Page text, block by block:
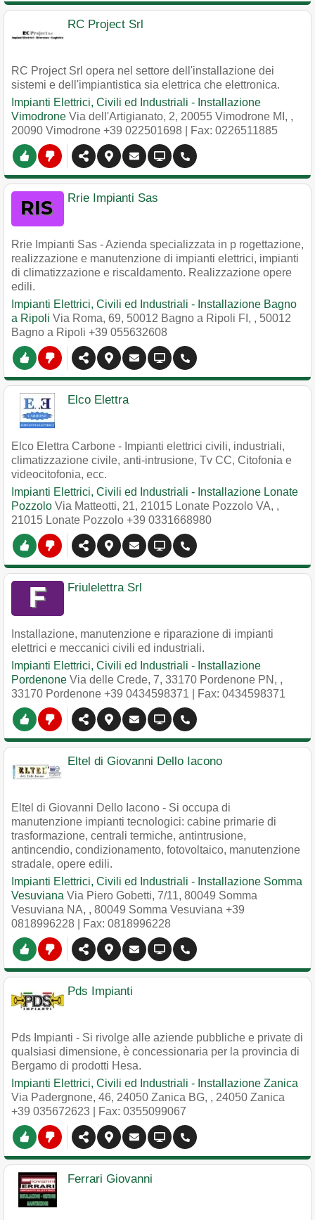
RC Project Srl
RC Project Srl opera nel settore dell'installazione dei
sistemi e dell'impiantistica sia elettrica che elettronica.
Impianti Elettrici, Civili ed Industriali - Installazione
Vimodrone Via dell'Artigianato, 2, 20055 Vimodrone MI, ,
20090 Vimodrone +39 022501698 | Fax: 0226511885
Rrie Impianti Sas
Rrie Impianti Sas - Azienda specializzata in p rogettazione,
realizzazione e manutenzione di impianti elettrici, impianti
di climatizzazione e riscaldamento. Realizzazione opere
edili.
Impianti Elettrici, Civili ed Industriali - Installazione Bagno
a Ripoli Via Roma, 69, 50012 Bagno a Ripoli FI, , 50012
Bagno a Ripoli +39 055632608
Elco Elettra
Elco Elettra Carbone - Impianti elettrici civili, industriali,
climatizzazione civile, anti-intrusione, Tv CC, Citofonia e
videocitofonia, ecc.
Impianti Elettrici, Civili ed Industriali - Installazione Lonate
Pozzolo Via Matteotti, 21, 21015 Lonate Pozzolo VA, ,
21015 Lonate Pozzolo +39 0331668980
Friulelettra Srl
Installazione, manutenzione e riparazione di impianti
elettrici e meccanici civili ed industriali.
Impianti Elettrici, Civili ed Industriali - Installazione
Pordenone Via delle Crede, 7, 33170 Pordenone PN, ,
33170 Pordenone +39 0434598371 | Fax: 0434598371
Eltel di Giovanni Dello Iacono
Eltel di Giovanni Dello Iacono - Si occupa di
manutenzione impianti tecnologici: cabine primarie di
trasformazione, centrali termiche, antintrusione,
antincendio, condizionamento, fotovoltaico, manutenzione
stradale, opere edili.
Impianti Elettrici, Civili ed Industriali - Installazione Somma
Vesuviana Via Piero Gobetti, 7/11, 80049 Somma
Vesuviana NA, , 80049 Somma Vesuviana +39
0818996228 | Fax: 0818996228
Pds Impianti
Pds Impianti - Si rivolge alle aziende pubbliche e private di
qualsiasi dimensione, è concessionaria per la provincia di
Bergamo di prodotti Hesa.
Impianti Elettrici, Civili ed Industriali - Installazione Zanica
Via Padergnone, 46, 24050 Zanica BG, , 24050 Zanica
+39 035672623 | Fax: 0355099067
Ferrari Giovanni